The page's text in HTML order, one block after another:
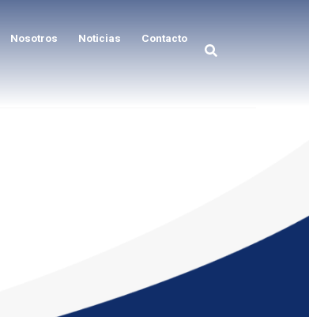
Nosotros Noticias Contacto